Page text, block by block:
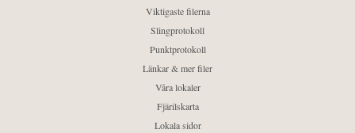
Viktigaste filerna
Slingprotokoll
Punktprotokoll
Länkar & mer filer
Våra lokaler
Fjärilskarta
Lokala sidor